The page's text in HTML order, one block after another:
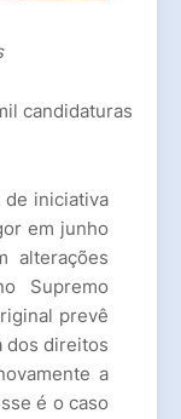
candidaturas
de iniciativa
em junho
alterações
Supremo
prevê
dos direitos
a
é o caso